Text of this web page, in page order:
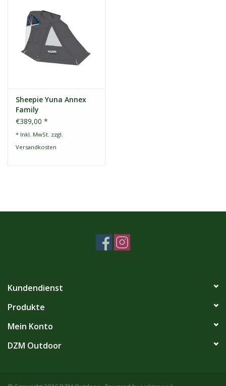
Sheepie Yuna Annex
Family
€389,00 *
* Inkl. MwSt. zzgl.
Versandkosten
Kundendienst
Produkte
Mein Konto
DZM Outdoor